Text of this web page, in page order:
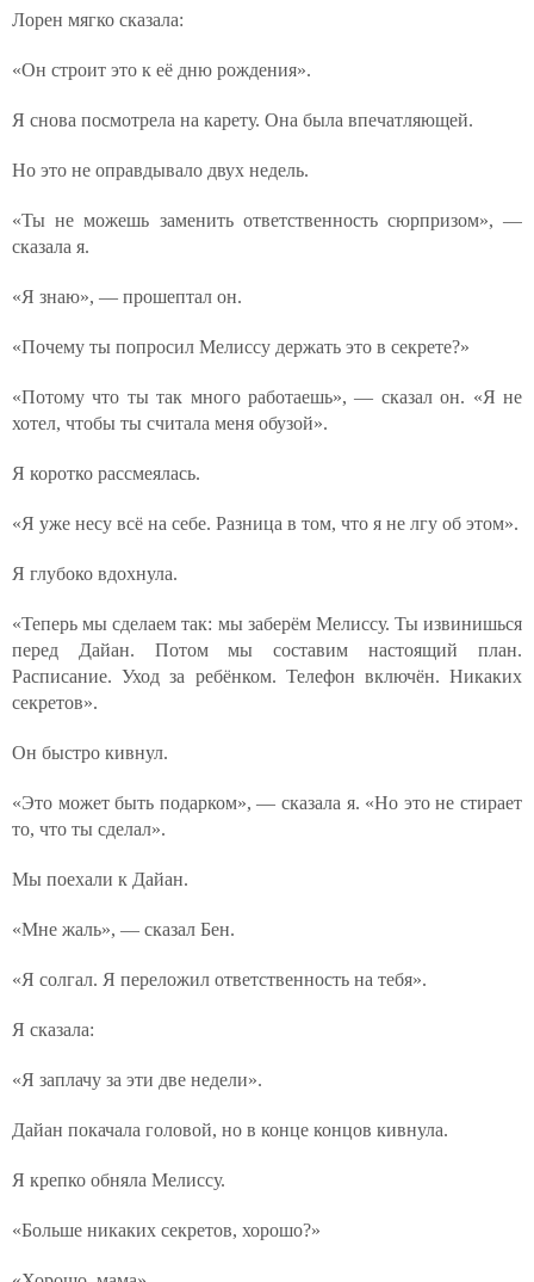
Лорен мягко сказала:
«Он строит это к её дню рождения».
Я снова посмотрела на карету. Она была впечатляющей.
Но это не оправдывало двух недель.
«Ты не можешь заменить ответственность сюрпризом», —
сказала я.
«Я знаю», — прошептал он.
«Почему ты попросил Мелиссу держать это в секрете?»
«Потому что ты так много работаешь», — сказал он. «Я не
хотел, чтобы ты считала меня обузой».
Я коротко рассмеялась.
«Я уже несу всё на себе. Разница в том, что я не лгу об этом».
Я глубоко вдохнула.
«Теперь мы сделаем так: мы заберём Мелиссу. Ты извинишься
перед Дайан. Потом мы составим настоящий план.
Расписание. Уход за ребёнком. Телефон включён. Никаких
секретов».
Он быстро кивнул.
«Это может быть подарком», — сказала я. «Но это не стирает
то, что ты сделал».
Мы поехали к Дайан.
«Мне жаль», — сказал Бен.
«Я солгал. Я переложил ответственность на тебя».
Я сказала:
«Я заплачу за эти две недели».
Дайан покачала головой, но в конце концов кивнула.
Я крепко обняла Мелиссу.
«Больше никаких секретов, хорошо?»